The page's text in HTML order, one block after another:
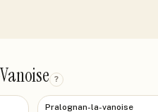
?
Pralognan-la-vanoise